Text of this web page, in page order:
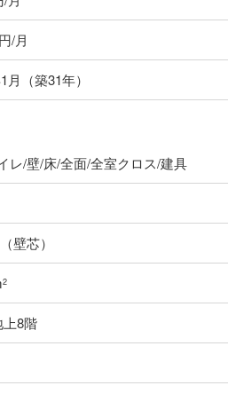
ないことがあります。
入相談をする 無料
/月
月（築31年）
レ/壁/床/全面/全室クロス/建具
（壁芯）
2
上8階